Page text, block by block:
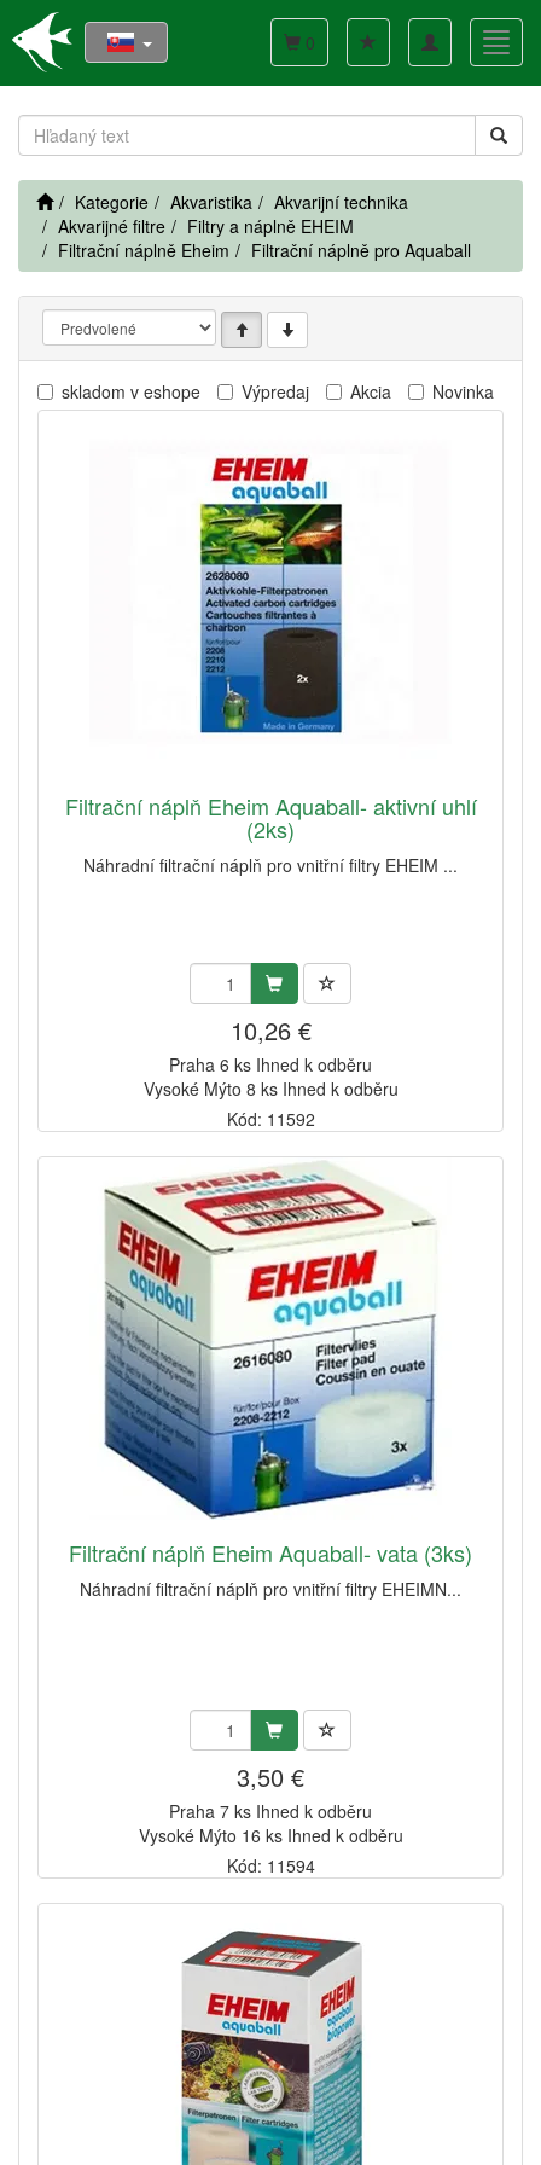
Toggle
navigation
0
Kategorie Akvaristika
Akvarijní technika
Akvarijné filtre
Filtry a náplně EHEIM
Filtrační náplně Eheim
Filtrační náplně pro Aquaball
skladom v eshope Výpredaj Akcia Novinka
Filtrační náplň Eheim Aquaball- aktivní uhlí
(2ks)
Náhradní filtrační náplň pro vnitřní filtry EHEIM ...
10,26 €
Praha 6 ks Ihned k odběru
Vysoké Mýto 8 ks Ihned k odběru
Kód: 11592
Filtrační náplň Eheim Aquaball- vata (3ks)
Náhradní filtrační náplň pro vnitřní filtry EHEIMN...
3,50 €
Praha 7 ks Ihned k odběru
Vysoké Mýto 16 ks Ihned k odběru
Kód: 11594